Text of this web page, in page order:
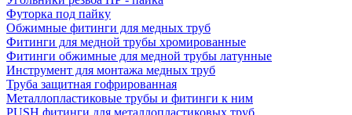
Футорка под пайку
Обжимные фитинги для медных труб
Фитинги для медной трубы хромированные
Фитинги обжимные для медной трубы латунные
Инструмент для монтажа медных труб
Труба защитная гофрированная
Металлопластиковые трубы и фитинги к ним
PUSH фитинги для металлопластиковых труб